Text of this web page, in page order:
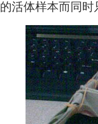
活体样本而同